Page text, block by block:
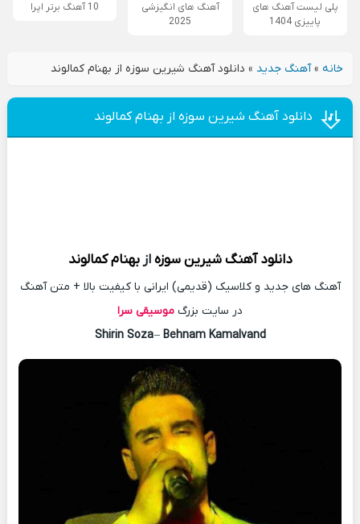
پلی لیست آهنگ های
پاییزی 1404
آهنگ های انگیزشی
2025
10 آهنگ برتر اپرا
خانه»آهنگ جدید » دانلود آهنگ شیرین سوزه از بهنام کمالوند
دانلود آهنگ شیرین سوزه از بهنام کمالوند
دانلود آهنگ شیرین سوزه ازبهنام کمالوند
آهنگ های جدید و کلاسیک (قدیمی) ایرانی با کیفیت بالا + متن آهنگ
در سایت بزرگ موسیقی سرا
Shirin Soza– Behnam Kamalvand